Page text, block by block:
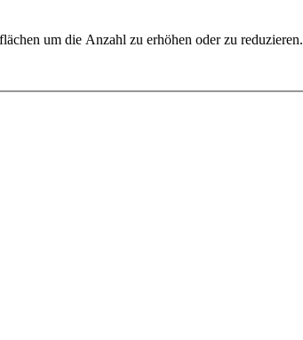
um die Anzahl zu erhöhen oder zu reduzieren.